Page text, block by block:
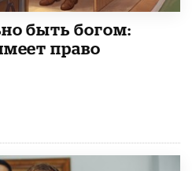
быть богом:
право